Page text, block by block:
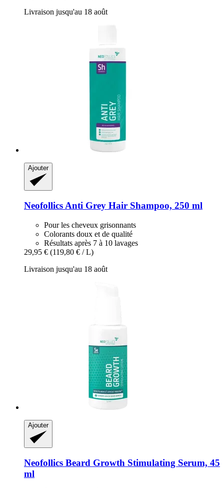
Livraison jusqu'au 18 août
Ajouter
Neofollics Anti Grey Hair Shampoo, 250 ml
Pour les cheveux grisonnants
Colorants doux et de qualité
Résultats après 7 à 10 lavages
29,95 € (119,80 € / L)
Livraison jusqu'au 18 août
Ajouter
Neofollics Beard Growth Stimulating Serum, 45
ml